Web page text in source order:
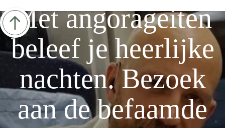
Met angorageiten
beleef je heerlijke
nachten. Bezoek
aan de befaamde